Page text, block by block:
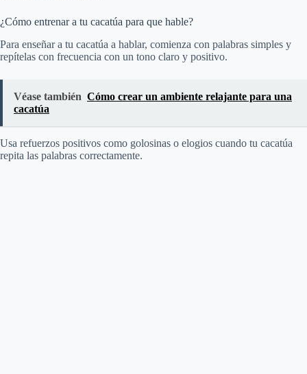
¿Cómo entrenar a tu cacatúa para que hable?
Para enseñar a tu cacatúa a hablar, comienza con palabras simples y
repítelas con frecuencia con un tono claro y positivo.
Véase también Cómo crear un ambiente relajante para una
cacatúa
Usa refuerzos positivos como golosinas o elogios cuando tu cacatúa
repita las palabras correctamente.